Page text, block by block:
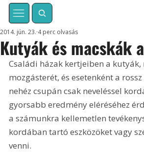
Kutyák és macskák
2014. jún. 23. 4 perc olvasás
Családi házak kertjeiben a kutyák,
mozgásterét, és esetenként a
nehéz csupán csak neveléssel
gyorsabb eredmény eléréséhez
a számunkra kellemetlen
kordában tartó eszközöket vagy
venni.